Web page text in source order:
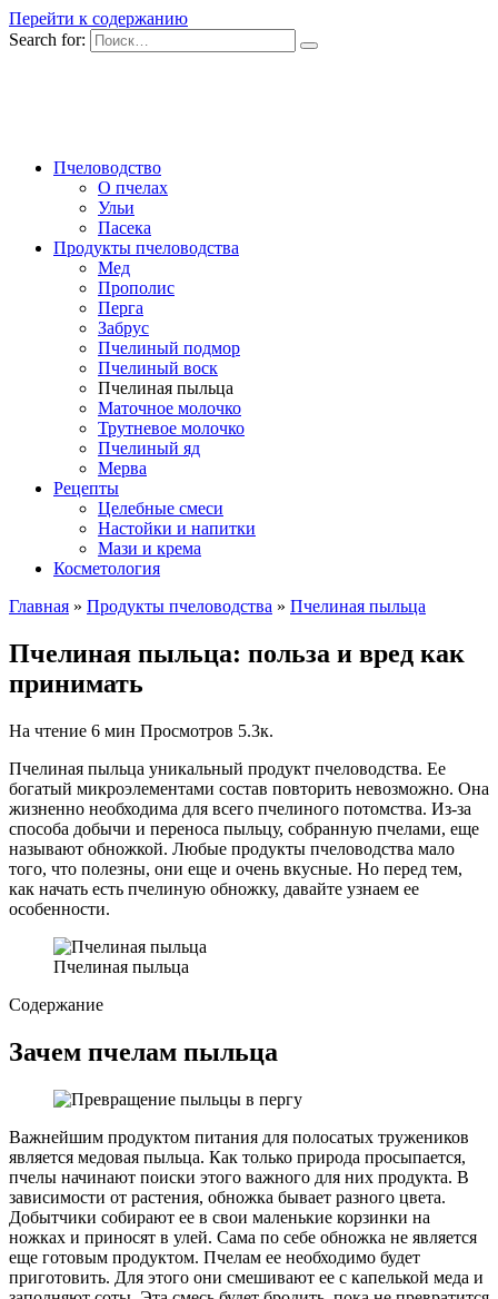
Перейти к содержанию
Search for:
Пчеловодство
О пчелах
Ульи
Пасека
Продукты пчеловодства
Мед
Прополис
Перга
Забрус
Пчелиный подмор
Пчелиный воск
Пчелиная пыльца
Маточное молочко
Трутневое молочко
Пчелиный яд
Мерва
Рецепты
Целебные смеси
Настойки и напитки
Мази и крема
Косметология
Главная » Продукты пчеловодства » Пчелиная пыльца
Пчелиная пыльца: польза и вред как
принимать
На чтение 6 мин Просмотров 5.3к.
Пчелиная пыльца уникальный продукт пчеловодства. Ее
богатый микроэлементами состав повторить невозможно. Она
жизненно необходима для всего пчелиного потомства. Из-за
способа добычи и переноса пыльцу, собранную пчелами, еще
называют обножкой. Любые продукты пчеловодства мало
того, что полезны, они еще и очень вкусные. Но перед тем,
как начать есть пчелиную обножку, давайте узнаем ее
особенности.
Пчелиная пыльца
Содержание
Зачем пчелам пыльца
Важнейшим продуктом питания для полосатых тружеников
является медовая пыльца. Как только природа просыпается,
пчелы начинают поиски этого важного для них продукта. В
зависимости от растения, обножка бывает разного цвета.
Добытчики собирают ее в свои маленькие корзинки на
ножках и приносят в улей. Сама по себе обножка не является
еще готовым продуктом. Пчелам ее необходимо будет
приготовить. Для этого они смешивают ее с капелькой меда и